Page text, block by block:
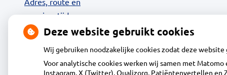
openingstijden
Contact
MijnGezondheid.net
24-uurs Afhaalkluis
Diensten
Deze website gebruikt cookies
Wij gebruiken noodzakelijke cookies zodat deze
Voor analytische cookies werken wij samen met Matomo
Instagram, X (Twitter), Qualizorg, Patiëntenvertellen en